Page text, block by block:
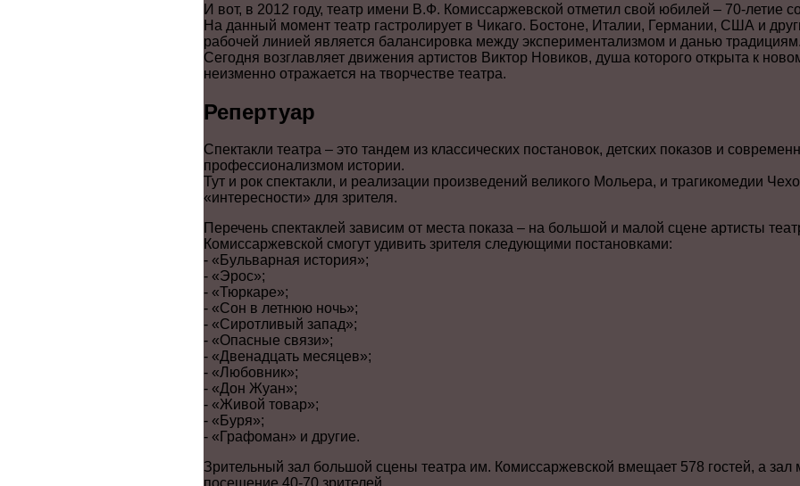
И вот, в 2012 году, театр имени В.Ф. Комиссаржевской отметил свой юбилей – 70-летие
На данный момент театр гастролирует в Чикаго. Бостоне, Италии, Германии, США и
рабочей линией является балансировка между экспериментализмом и данью традициям.
Сегодня возглавляет движения артистов Виктор Новиков, душа которого открыта к
неизменно отражается на творчестве театра.
Репертуар
Спектакли театра – это тандем из классических постановок, детских показов и
профессионализмом истории.
Тут и рок спектакли, и реализации произведений великого Мольера, и трагикомедии
«интересности» для зрителя.
Перечень спектаклей зависим от места показа – на большой и малой сцене артисты
Комиссаржевской смогут удивить зрителя следующими постановками:
- «Бульварная история»;
- «Эрос»;
- «Тюркаре»;
- «Сон в летнюю ночь»;
- «Сиротливый запад»;
- «Опасные связи»;
- «Двенадцать месяцев»;
- «Любовник»;
- «Дон Жуан»;
- «Живой товар»;
- «Буря»;
- «Графоман» и другие.
Зрительный зал большой сцены театра им. Комиссаржевской вмещает 578 гостей, а зал